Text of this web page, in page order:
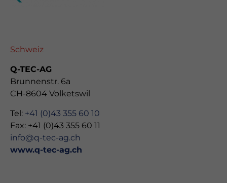
Schweiz
Q-TEC-AG
Brunnenstr. 6a
CH-8604 Volketswil
Tel: +41 (0)43 355 60 10
Fax: +41 (0)43 355 60 11
info@q-tec-ag.ch
www.q-tec-ag.ch